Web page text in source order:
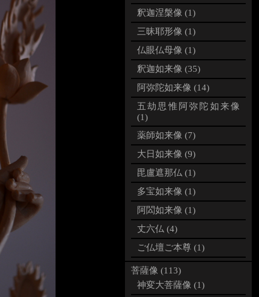
釈迦涅槃像 (1)
三昧耶形像 (1)
仏眼仏母像 (1)
釈迦如来像 (35)
阿弥陀如来像 (14)
五劫思惟阿弥陀如来像
(1)
薬師如来像 (7)
大日如来像 (9)
毘盧遮那仏 (1)
多宝如来像 (1)
阿閦如来像 (1)
丈六仏 (4)
ご仏壇ご本尊 (1)
菩薩像 (113)
神変大菩薩像 (1)